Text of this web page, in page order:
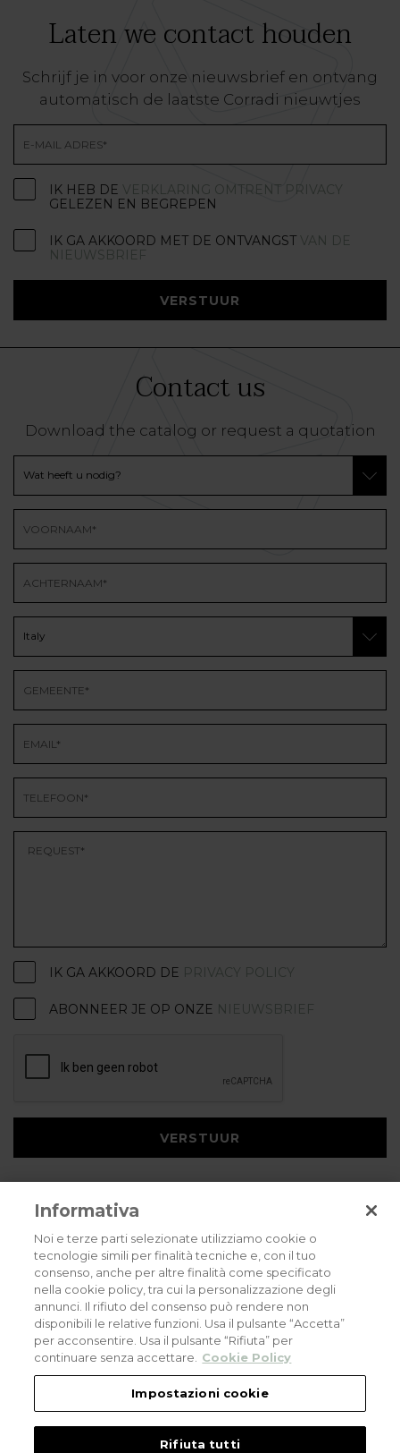
Laten we contact houden
Schrijf je in voor onze nieuwsbrief en ontvang
automatisch de laatste Corradi nieuwtjes
IK HEB DE VERKLARING OMTRENT PRIVACY
GELEZEN EN BEGREPEN
IK GA AKKOORD MET DE ONTVANGST VAN DE
NIEUWSBRIEF
VERSTUUR
Contact us
Download the catalog or request a quotation
IK GA AKKOORD DE PRIVACY POLICY
ABONNEER JE OP ONZE NIEUWSBRIEF
VERSTUUR
Privacybeleid Cookies policy Careers
© 2026 all rights reserved - Corradi Srl - Via M. Serenari 20 - 40013 Castel
Maggiore (BO) T +39 051 4188411
Codice Fiscale - Partita Iva e Registro Imprese di Bologna: 03464321201. REA BO
- 521198. Capitale Sociale: euro 11.500.000,00
An eLogic Digital Company Project Powered by Xperience
Informativa
Noi e terze parti selezionate utilizziamo cookie o
tecnologie simili per finalità tecniche e, con il tuo
consenso, anche per altre finalità come specificato
nella cookie policy, tra cui la personalizzazione degli
annunci. Il rifiuto del consenso può rendere non
disponibili le relative funzioni. Usa il pulsante “Accetta”
per acconsentire. Usa il pulsante “Rifiuta” per
continuare senza accettare.
Cookie Policy
Impostazioni cookie
Rifiuta tutti